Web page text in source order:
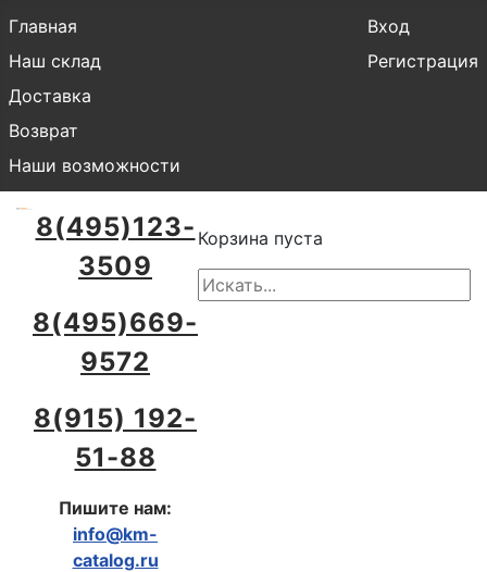
Главная
Наш склад
Доставка
Возврат
Наши возможности
Вход
Регистрация
8(495)123-
3509
8(495)669-
9572
8(915) 192-
51-88
Пишите нам:
info@km-
catalog.ru
Корзина пуста